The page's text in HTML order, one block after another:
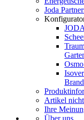
Joda
Artikel
Ihre